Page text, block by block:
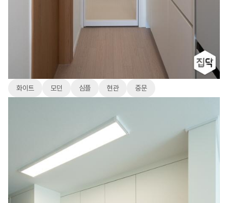
화이트 모던 심플 현관 중문